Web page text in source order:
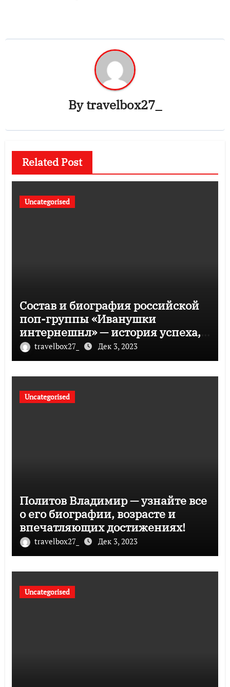
Bytravelbox27_
Related Post
Uncategorised
Состав и биография российской
поп-группы «Иванушки
интернешнл» — история успеха,
музыка и судьбы участников
travelbox27_ Дек 3, 2023
Uncategorised
Политов Владимир — узнайте все
о его биографии, возрасте и
впечатляющих достижениях!
travelbox27_ Дек 3, 2023
Uncategorised